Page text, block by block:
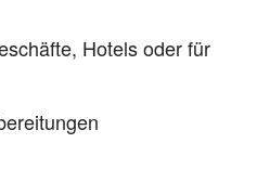
Hotels oder für